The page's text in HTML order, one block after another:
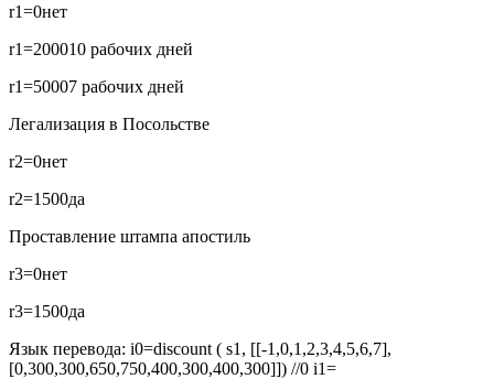
r1=0нет
r1=200010 рабочих дней
r1=50007 рабочих дней
Легализация в Посольстве
r2=0нет
r2=1500да
Проставление штампа апостиль
r3=0нет
r3=1500да
Язык перевода: i0=discount ( s1, [[-1,0,1,2,3,4,5,6,7],
[0,300,300,650,750,400,300,400,300]]) //0 i1=